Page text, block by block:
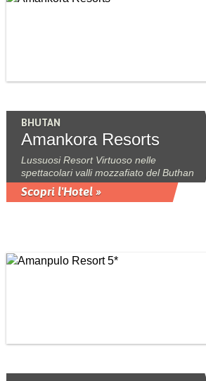
BHUTAN
Amankora Resorts
Lussuosi Resort Virtuoso nelle
spettacolari valli mozzafiato del Buthan
Scopri l'Hotel »